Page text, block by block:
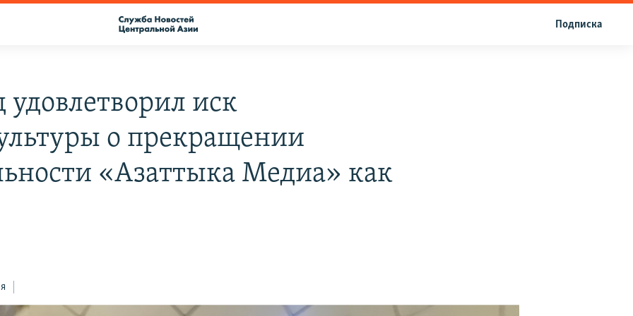
Подписка
удовлетворил иск
о прекращении
«Азаттыка Медиа» как